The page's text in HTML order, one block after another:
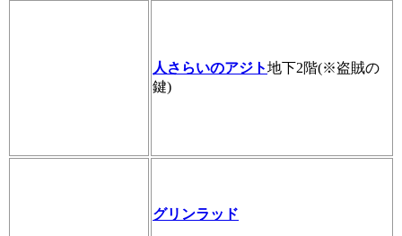
人さらいのアジト地下2階(※盗賊の
鍵)
グリンラッド